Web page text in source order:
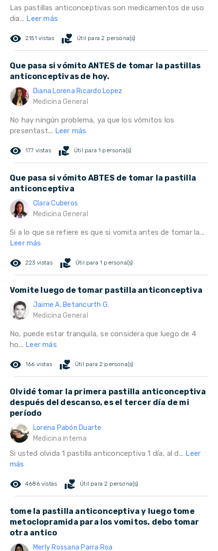
Las pastillas anticonceptivas son medicamentos de uso
dia... Leer más
remove_red_eye 2151 vistas volunteer_activism Útil para 2 persona(s)
Que pasa si vómito ANTES de tomar la pastillas
anticonceptivas de hoy.
Diana Lorena Ricardo Lopez
Medicina General
No hay ningún problema, ya que los vómitos los
presentast... Leer más
remove_red_eye 177 vistas volunteer_activism Útil para 1 persona(s)
Que pasa si vómito ABTES de tomar la pastilla
anticonceptiva
Clara Cuberos
Medicina General
Si a lo que se refiere es que si vomita antes de tomar la...
Leer más
remove_red_eye 223 vistas volunteer_activism Útil para 1 persona(s)
Vomite luego de tomar pastilla anticonceptiva
Jaime A. Betancurth G.
Medicina General
No, puede estar tranquila, se considera que luego de 4
ho... Leer más
remove_red_eye 166 vistas volunteer_activism Útil para 2 persona(s)
Olvidé tomar la primera pastilla anticonceptiva
después del descanso, es el tercer día de mi
período
Lorena Pabón Duarte
Medicina interna
Si usted olvida 1 pastilla anticonceptiva 1 día, al d... Leer
más
remove_red_eye 4686 vistas volunteer_activism Útil para 2 persona(s)
tome la pastilla anticonceptiva y luego tome
metoclopramida para los vomitos. debo tomar
otra antico
Merly Rossana Parra Roa